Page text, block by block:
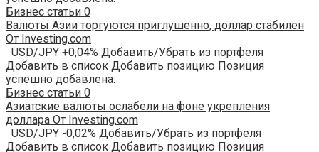
Бизнес статьи 0
Валюты Азии торгуются приглушенно, доллар стабилен
От Investing.com
USD/JPY +0,04% Добавить/Убрать из портфеля
Добавить в список Добавить позицию Позиция
успешно добавлена:
Бизнес статьи 0
Азиатские валюты ослабели на фоне укрепления
доллара От Investing.com
USD/JPY -0,02% Добавить/Убрать из портфеля
Добавить в список Добавить позицию Позиция